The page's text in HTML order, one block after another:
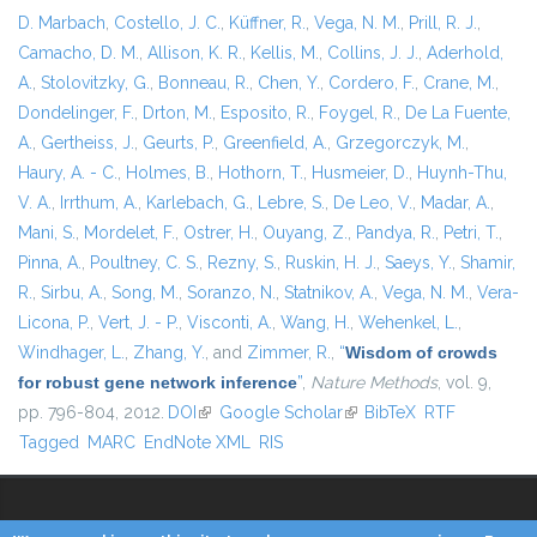
D. Marbach, Costello, J. C., Küffner, R., Vega, N. M., Prill, R. J.,
Camacho, D. M., Allison, K. R., Kellis, M., Collins, J. J., Aderhold,
A., Stolovitzky, G., Bonneau, R., Chen, Y., Cordero, F., Crane, M.,
Dondelinger, F., Drton, M., Esposito, R., Foygel, R., De La Fuente,
A., Gertheiss, J., Geurts, P., Greenfield, A., Grzegorczyk, M.,
Haury, A. - C., Holmes, B., Hothorn, T., Husmeier, D., Huynh-Thu,
V. A., Irrthum, A., Karlebach, G., Lebre, S., De Leo, V., Madar, A.,
Mani, S., Mordelet, F., Ostrer, H., Ouyang, Z., Pandya, R., Petri, T.,
Pinna, A., Poultney, C. S., Rezny, S., Ruskin, H. J., Saeys, Y., Shamir,
R., Sirbu, A., Song, M., Soranzo, N., Statnikov, A., Vega, N. M., Vera-
Licona, P., Vert, J. - P., Visconti, A., Wang, H., Wehenkel, L.,
Windhager, L., Zhang, Y., and Zimmer, R., “Wisdom of crowds
for robust gene network inference”, Nature Methods, vol. 9,
pp. 796-804, 2012. DOI (link is external)
Google Scholar(link is external)
BibTeX RTF
Tagged MARC EndNote XML RIS